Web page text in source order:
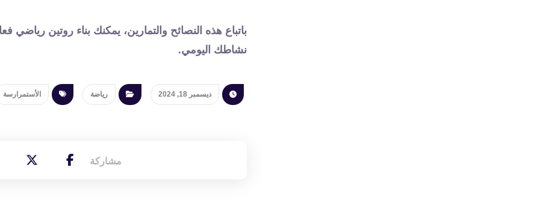
باتباع هذه النصائح والتمارين، يمكنك بناء روتين
نشاطك اليومي.
ديسمبر 18, 2024 رياضة الأستمرارسة